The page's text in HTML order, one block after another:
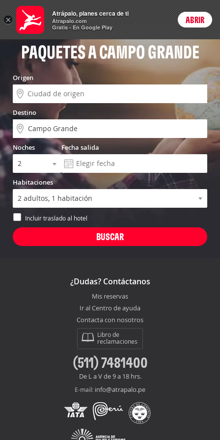
Vuelo+Hotel Login
PAQUETES A CAMPO GRANDE
Origen
Destino
Noches Fecha salida
Habitaciones
Incluir traslado al hotel
¿Dudas? Contáctanos
Mis reservas
Ir al Centro de ayuda
Contacta con nosotros
Libro de
reclamaciones
(511) 7481400
De L a V de 9 a 18 hrs.
E-mail: info@atrapalo.pe
×
Atrápalo, planes cerca de ti
Atrapalo.com
Gratis - En Google Play
ABRIR